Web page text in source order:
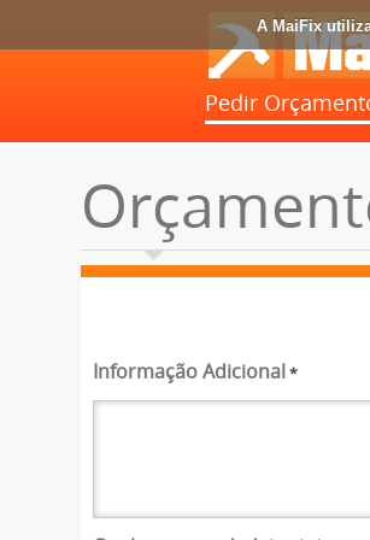
A MaiFix
Pedir
Informação Adicional *